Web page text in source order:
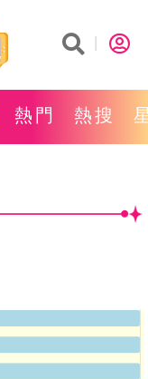
熱門 熱搜